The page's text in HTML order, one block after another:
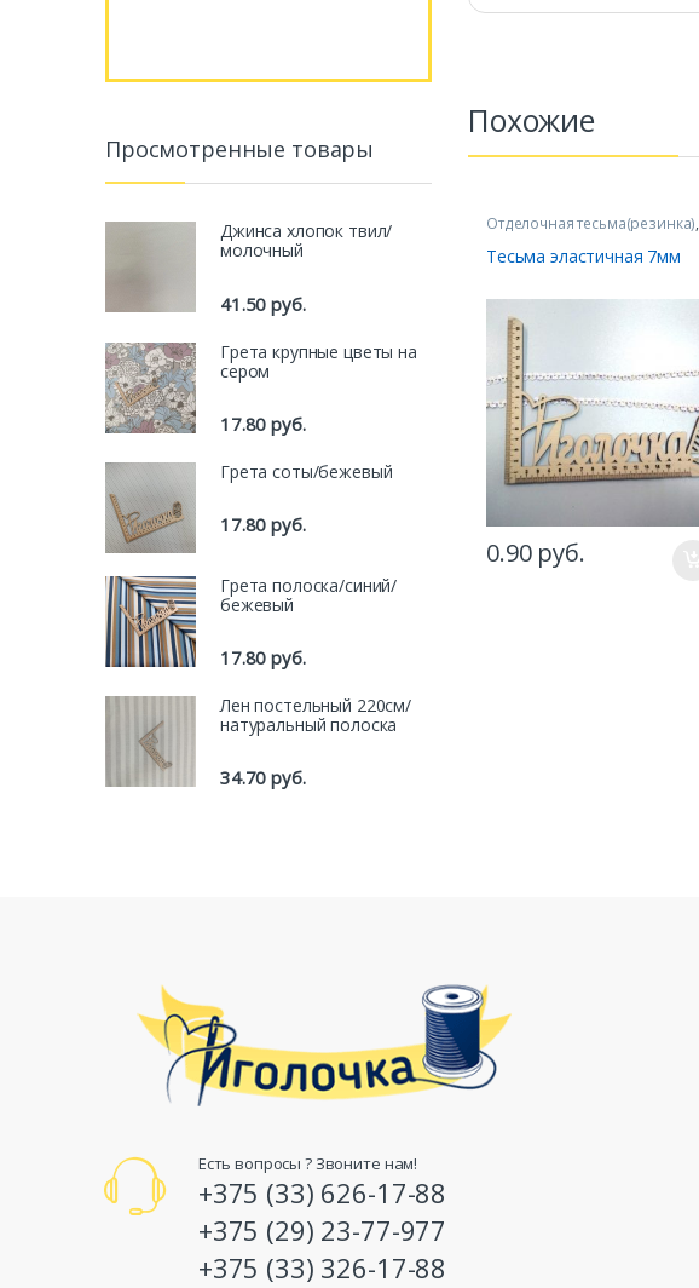
Похожие
Отделочная тесьма(резинка),
Резинка
Тесьма эластичная 7мм
0.90 руб.
Просмотренные товары
Джинса хлопок твил/
молочный
41.50руб.
Грета крупные цветы на
сером
17.80руб.
Грета соты/бежевый
17.80руб.
Грета полоска/синий/
бежевый
17.80руб.
Лен постельный 220см/
натуральный полоска
34.70руб.
Есть вопросы ? Звоните нам!
+375 (33) 626-17-88
+375 (29) 23-77-977
+375 (33) 326-17-88